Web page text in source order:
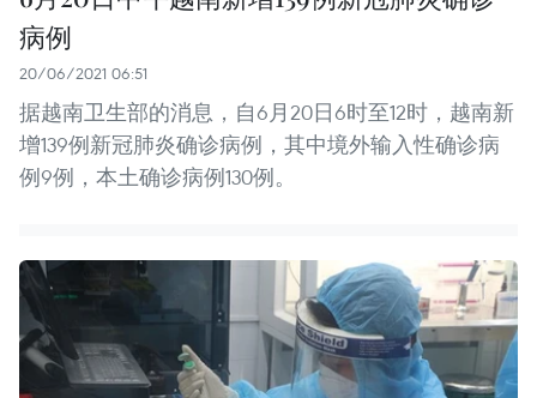
病例
20/06/2021 06:51
据越南卫生部的消息，自6月20日6时至12时，越南新
增139例新冠肺炎确诊病例，其中境外输入性确诊病
例9例，本土确诊病例130例。